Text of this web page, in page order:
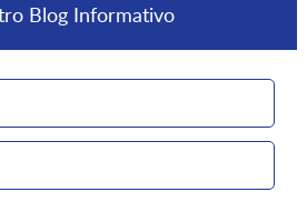
Blog Informativo